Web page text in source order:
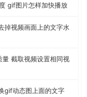
gif图片怎样加快播放
掉视频画面上的文字水
量 截取视频设置相同视
gif动态图上面的文字